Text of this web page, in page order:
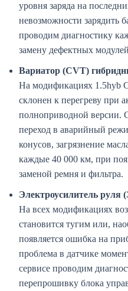
уровня заряда на
невозможности зарядить
проводим диагностику
замену дефектных
Вариатор (CVT)
На модификациях 1.5hyb
склонен к перегреву при
полноприводной версии.
переход в аварийный
конусов, загрязнение
каждые 40 000 км, при
заменой ремня и фильтра.
Электроусилитель руля
На всех модификациях
становится тугим или,
появляется ошибка на
проблема в датчике
сервисе проводим
перепрошивку блока